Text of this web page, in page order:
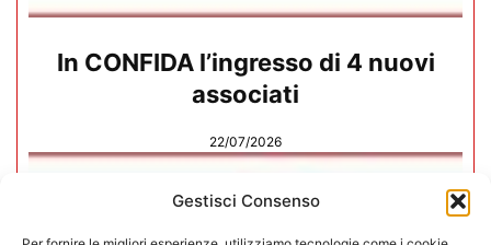
Gestisci Consenso
In CONFIDA l’ingresso di 4 nuovi
associati
22/07/2026